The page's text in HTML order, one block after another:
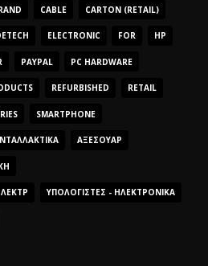
CABLE CARTON (RETAIL)
ELECTRONIC FOR HP
PAYPAL PC HARDWARE
REFURBISHED RETAIL
SMARTPHONE
ΑΞΕΣΟΥΆΡ
ΥΠΟΛΟΓΙΣΤΈΣ - ΗΛΕΚΤΡΟΝΙΚΆ